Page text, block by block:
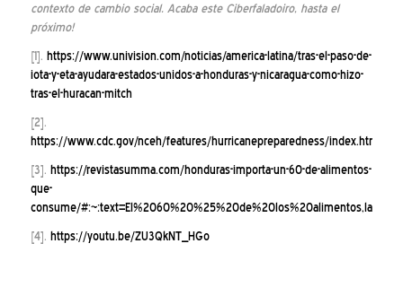
contexto de cambio social. Acaba este Ciberfaladoiro, hasta el
próximo!
[1]. https://www.univision.com/noticias/america-latina/tras-el-paso-de-
iota-y-eta-ayudara-estados-unidos-a-honduras-y-nicaragua-como-hizo-
tras-el-huracan-mitch
[2].
https://www.cdc.gov/nceh/features/hurricanepreparedness/index.html
[3]. https://revistasumma.com/honduras-importa-un-60-de-alimentos-
que-
consume/
[4]. https://youtu.be/ZU3QkNT_HGo